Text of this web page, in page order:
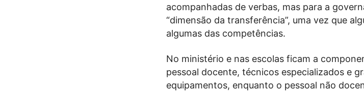
acompanhadas de verbas, mas para a
“dimensão da transferência”, uma vez que
algumas das competências.
No ministério e nas escolas ficam a
pessoal docente, técnicos especializados e
equipamentos, enquanto o pessoal não